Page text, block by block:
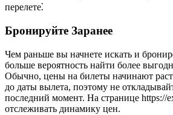
перелете⁚
Бронируйте Заранее
Чем раньше вы начнете искать и
больше вероятность найти более
Обычно, цены на билеты начинают
до даты вылета, поэтому не
последний момент. На странице https://
отслеживать динамику цен.